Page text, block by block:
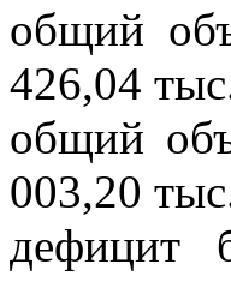
общий
426,04
общий
003,20
дефицит